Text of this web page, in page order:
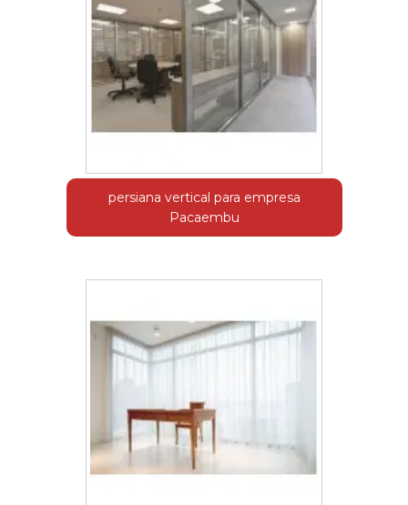
persiana vertical para empresa
Pacaembu